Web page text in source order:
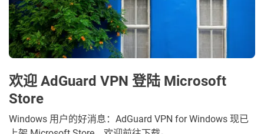
欢迎 AdGuard VPN 登陆 Microsoft
Store
Windows 用户的好消息：AdGuard VPN for Windows 现已